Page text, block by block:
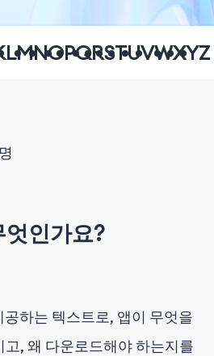
LMNOPQRSTUVWXYZ
인가요?
공하는 텍스트로, 앱이 무엇을
, 왜 다운로드해야 하는지를